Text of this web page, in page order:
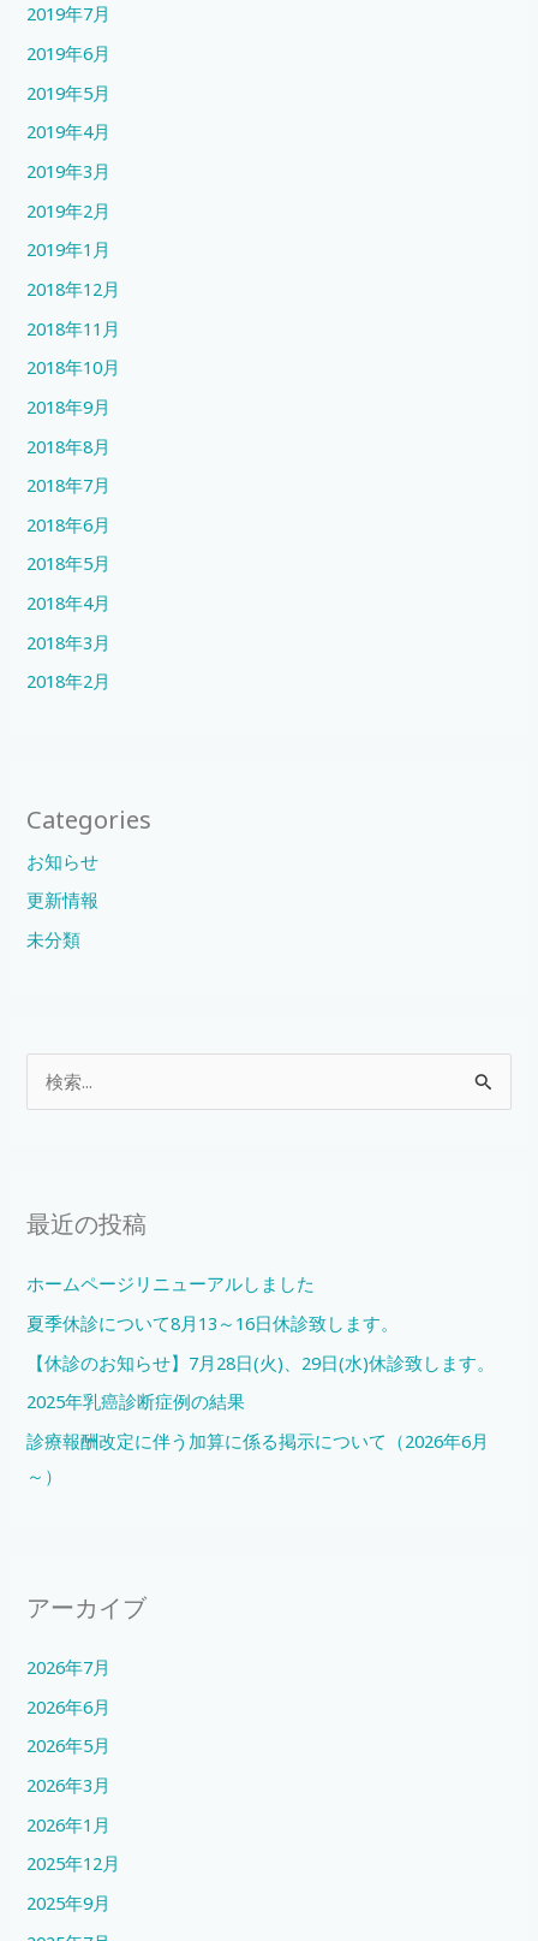
2019年7月
2019年6月
2019年5月
2019年4月
2019年3月
2019年2月
2019年1月
2018年12月
2018年11月
2018年10月
2018年9月
2018年8月
2018年7月
2018年6月
2018年5月
2018年4月
2018年3月
2018年2月
Categories
お知らせ
更新情報
未分類
:最近の投稿
ホームページリニューアルしました
夏季休診について8月13～16日休診致します。
【休診のお知らせ】7月28日(火)、29日(水)休診致します。
2025年乳癌診断症例の結果
診療報酬改定に伴う加算に係る掲示について（2026年6月
～）
アーカイブ
2026年7月
2026年6月
2026年5月
2026年3月
2026年1月
2025年12月
2025年9月